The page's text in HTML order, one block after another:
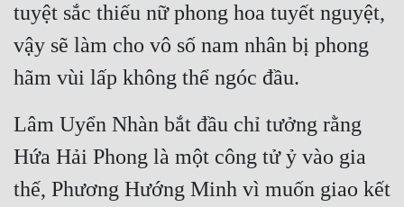
tuyệt sắc thiếu nữ phong hoa tuyết nguyệt,
vậy sẽ làm cho vô số nam nhân bị phong
hãm vùi lấp không thể ngóc đầu.
Lâm Uyển Nhàn bắt đầu chỉ tưởng rằng
Hứa Hải Phong là một công tử ỷ vào gia
thế, Phương Hướng Minh vì muốn giao kết